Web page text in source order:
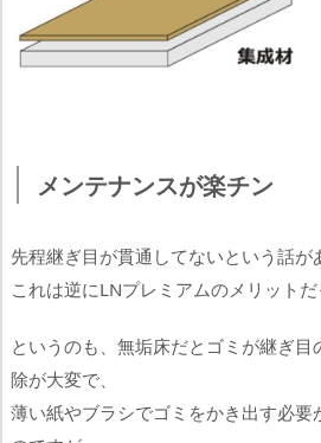
メンテナンスが楽チン
先程継ぎ目が貫通してないという話が
これは逆にLNプレミアムのメリットだ
というのも、無垢床だとゴミが継ぎ
除が大変で、
薄い紙やブラシでゴミをかき出す必要